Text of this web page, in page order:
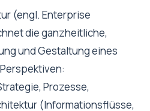
(engl. Enterprise
die ganzheitliche,
und Gestaltung eines
Prozesse,
(Informationsflüsse,